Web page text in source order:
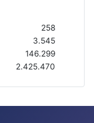
258
3.545
146.299
2.425.470